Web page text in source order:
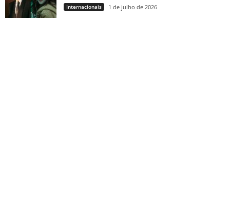
Internacionais 1 de julho de 2026